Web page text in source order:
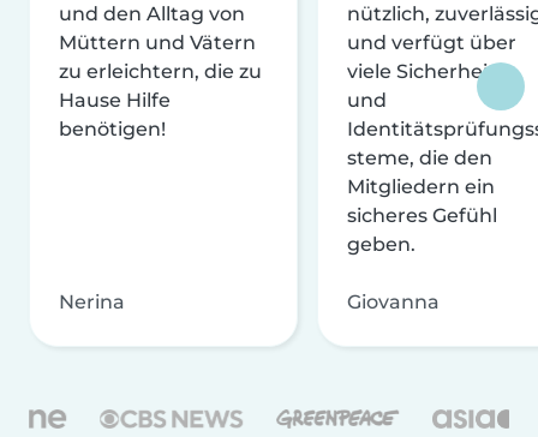
und den Alltag von
Müttern und Vätern
zu erleichtern, die zu
Hause Hilfe
benötigen!
Nerina
nützlich,
und verfügt über
viele Sicherheits-
und
steme, die den
Mitgliedern ein
sicheres Gefühl
geben.
Giovanna